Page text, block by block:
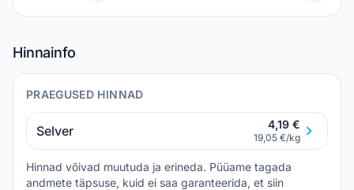
Hinnainfo
PRAEGUSED HINNAD
Selver 4,19 €
19,05 €/kg
Hinnad võivad muutuda ja erineda. Püüame tagada
andmete täpsuse, kuid ei saa garanteerida, et siin